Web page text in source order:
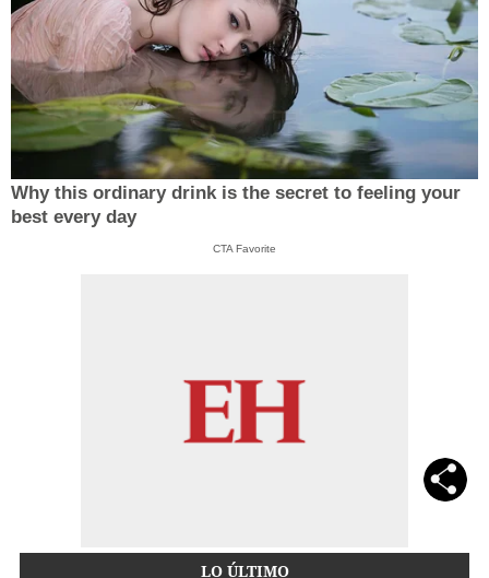
Why this ordinary drink is the secret to feeling your
best every day
CTA Favorite
LO ÚLTIMO